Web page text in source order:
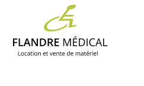
Panneau de gestion des cookies